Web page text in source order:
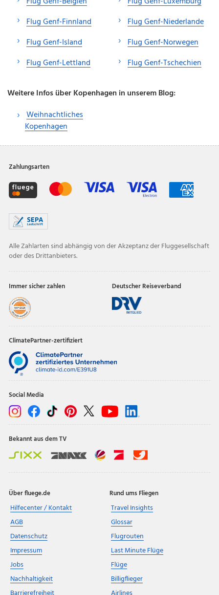
Flug Genf-Finnland
Flug Genf-Island
Flug Genf-Lettland
Flug Genf-Niederlande
Flug Genf-Norwegen
Flug Genf-Tschechien
Weitere Infos über Kopenhagen in unserem Blog:
Weihnachtliches
Kopenhagen